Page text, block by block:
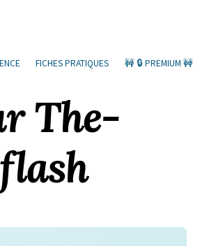
FICHES PRATIQUES 🚧 🔒 PREMIUM 🚧
The-